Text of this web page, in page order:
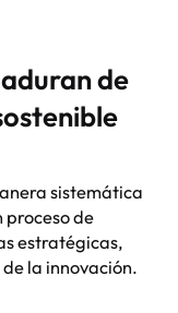
de
sistemática
proceso de
estratégicas,
la innovación.